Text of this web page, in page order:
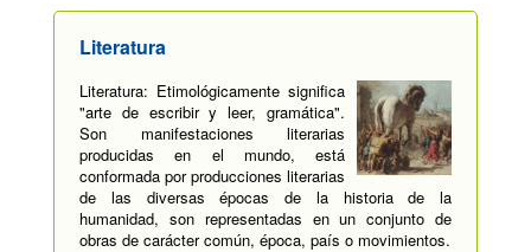
Literatura
Literatura: Etimológicamente significa
"arte de escribir y leer, gramática".
Son manifestaciones literarias
producidas en el mundo, está
conformada por producciones literarias
de las diversas épocas de la historia de la
humanidad, son representadas en un conjunto de
obras de carácter común, época, país o movimientos.